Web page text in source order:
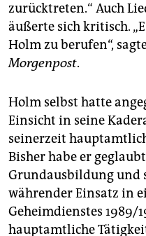
zurücktreten.“ Auch
äußerte sich kritisch.
Holm zu berufen“,
Morgenpost.
Holm selbst hatte
Einsicht in seine
seinerzeit
Bisher habe er
Grundausbildung und
währender Einsatz in
Geheimdienstes 1989/
hauptamtliche